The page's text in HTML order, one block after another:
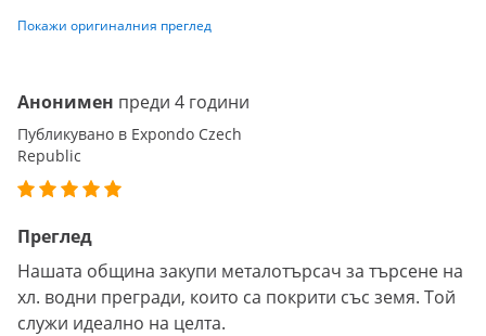
Покажи оригиналния преглед
Анонимен преди 4 години
Публикувано в Expondo Czech
Republic
Преглед
Нашата община закупи металотърсач за търсене на
хл. водни прегради, които са покрити със земя. Той
служи идеално на целта.